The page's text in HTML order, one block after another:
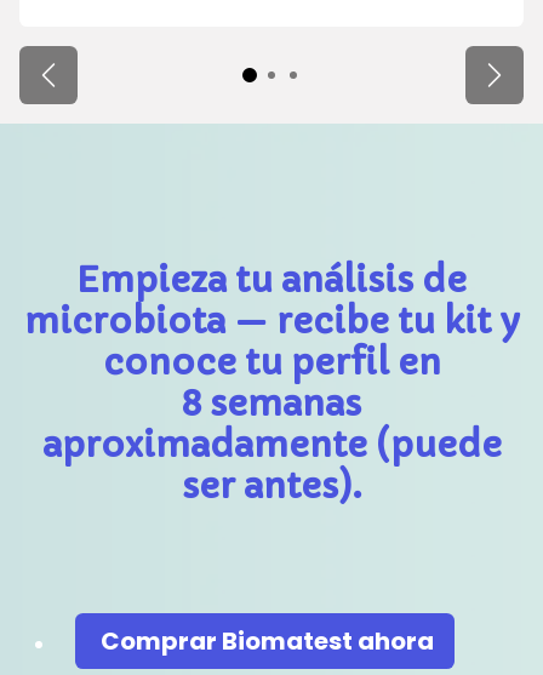
Anterior
Empieza tu análisis de
microbiota — recibe tu kit y
conoce tu perfil en
8 semanas
aproximadamente (puede
ser antes).
Comprar Biomatest​​​​​​ ahora​​